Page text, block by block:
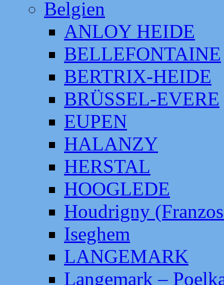
Belgien
ANLOY HEIDE
BELLEFONTAINE
BERTRIX-HEIDE
BRÜSSEL-EVERE
EUPEN
HALANZY
HERSTAL
HOOGLEDE
Houdrigny
Iseghem
LANGEMARK
Langemark –